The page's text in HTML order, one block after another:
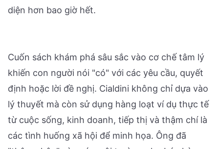
diện hơn bao giờ hết.
Cuốn sách khám phá sâu sắc vào cơ chế tâm lý
khiến con người nói "có" với các yêu cầu, quyết
định hoặc lời đề nghị. Cialdini không chỉ dựa vào
lý thuyết mà còn sử dụng hàng loạt ví dụ thực tế
từ cuộc sống, kinh doanh, tiếp thị và thậm chí là
các tình huống xã hội để minh họa. Ông đã